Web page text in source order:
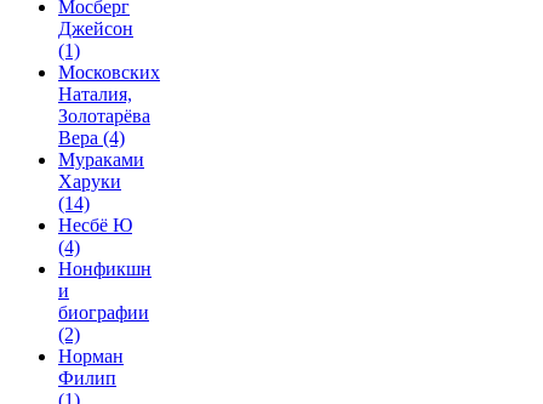
Мосберг
Джейсон
(1)
Московских
Наталия,
Золотарёва
Вера (4)
Мураками
Харуки
(14)
Несбё Ю
(4)
Нонфикшн
и
биографии
(2)
Норман
Филип
(1)